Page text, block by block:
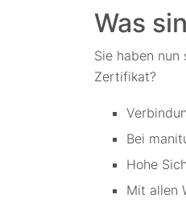
Was
Sie haben
Zertifikat?
Bei
Hohe
Mit allen